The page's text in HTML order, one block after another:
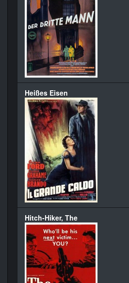
Heißes Eisen
Hitch-Hiker, The